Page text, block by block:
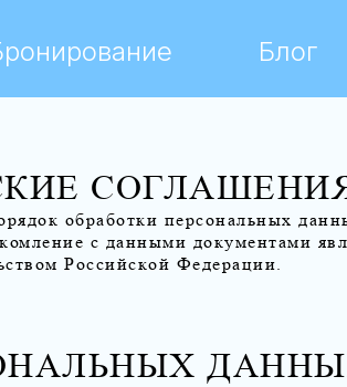
Блог
обработки персональных
с данными документами
Российской Федерации.